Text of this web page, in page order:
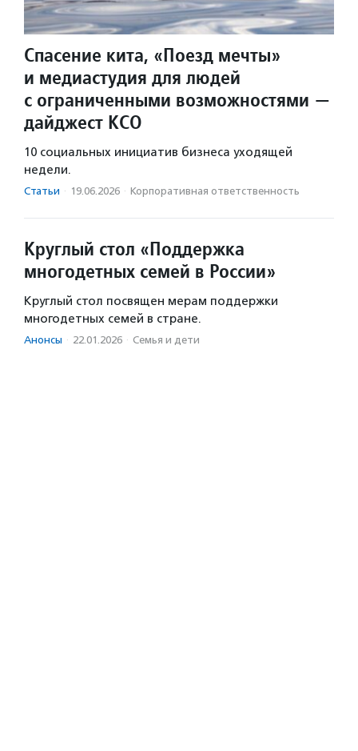
Спасение кита, «Поезд мечты»
и медиастудия для людей
с ограниченными возможностями —
дайджест КСО
10 социальных инициатив бизнеса уходящей
недели.
Статьи · 19.06.2026 · Корпоративная ответственность
Круглый стол «Поддержка
многодетных семей в России»
Круглый стол посвящен мерам поддержки
многодетных семей в стране.
Анонсы · 22.01.2026 · Семья и дети